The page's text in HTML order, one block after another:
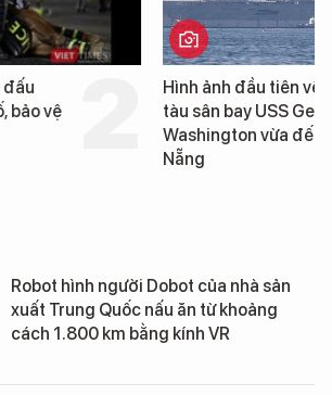
siêu
Đà
Cận cảnh chiến hạm
tống tàu sân bay USS
George Washington
Đà Nẵng
Robot hình người Dobot của nhà sản
xuất Trung Quốc nấu ăn từ khoảng
cách 1.800 km bằng kính VR